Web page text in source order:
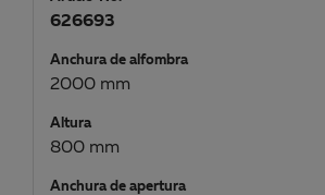
626693
Anchura de alfombra
2000 mm
Altura
800 mm
Anchura de apertura